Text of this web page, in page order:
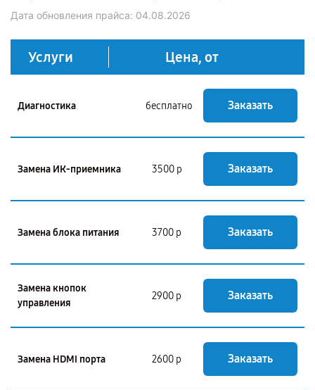
Дата обновления прайса: 04.08.2026
Услуги Цена, от
Диагностика бесплатно Заказать
Замена ИК-приемника 3500 р Заказать
Замена блока питания 3700 р Заказать
Замена кнопок
управления
2900 р Заказать
Замена HDMI порта 2600 р Заказать